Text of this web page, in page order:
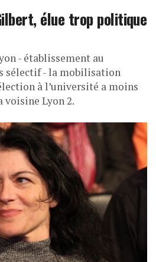
élue trop politique
- établissement au
sélectif - la mobilisation
à l’université a moins
voisine Lyon 2.